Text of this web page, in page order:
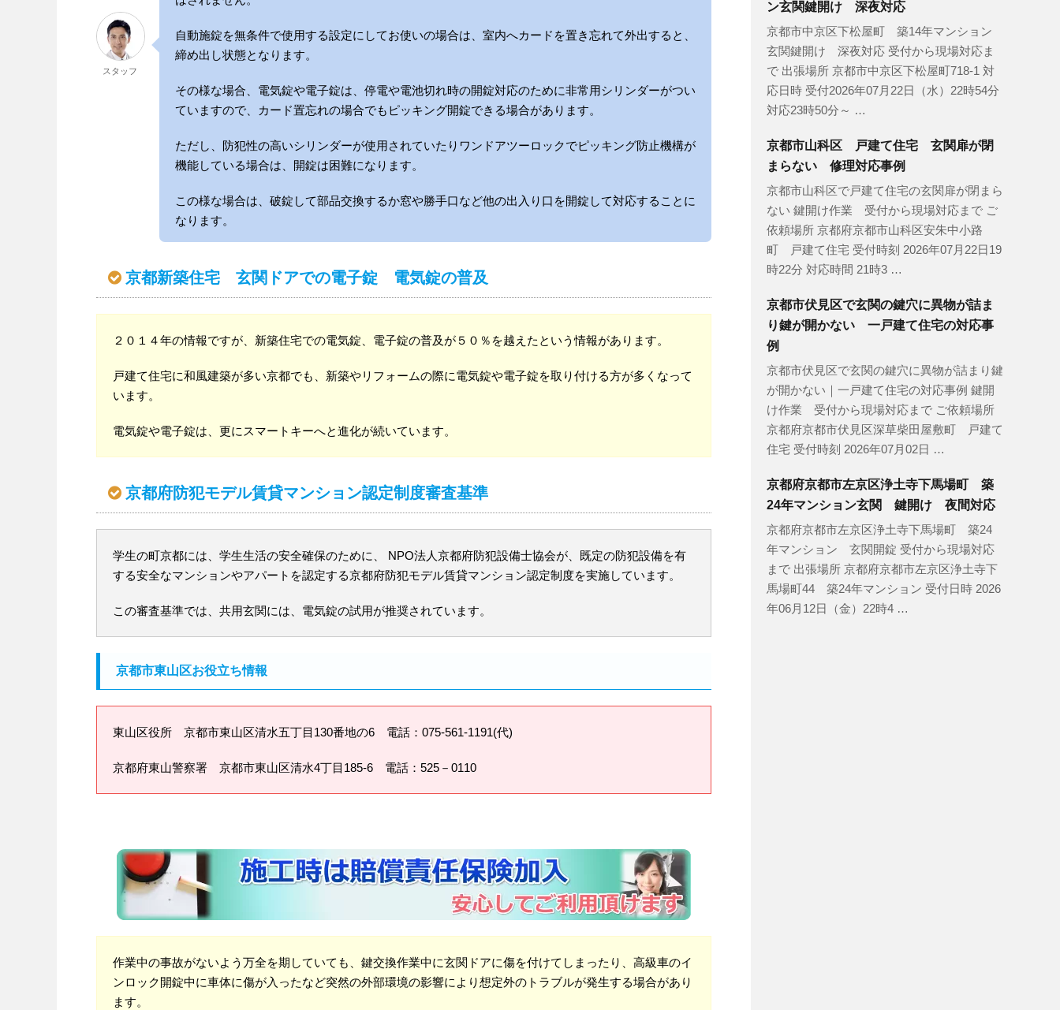
スタッフ
自動施錠を無条件で使用する設定にしてお使いの場合は、室内へカードを置き忘れて外出すると、
締め出し状態となります。
その様な場合、電気錠や電子錠は、停電や電池切れ時の開錠対応のために非常用シリンダーがつい
ていますので、カード置忘れの場合でもピッキング開錠できる場合があります。
ただし、防犯性の高いシリンダーが使用されていたりワンドアツーロックでピッキング防止機構が
機能している場合は、開錠は困難になります。
この様な場合は、破錠して部品交換するか窓や勝手口など他の出入り口を開錠して対応することに
なります。
京都新築住宅 玄関ドアでの電子錠 電気錠の普及
２０１４年の情報ですが、新築住宅での電気錠、電子錠の普及が５０％を越えたという情報があります。
戸建て住宅に和風建築が多い京都でも、新築やリフォームの際に電気錠や電子錠を取り付ける方が多くなって
います。
電気錠や電子錠は、更にスマートキーへと進化が続いています。
京都府防犯モデル賃貸マンション認定制度審査基準
学生の町京都には、学生生活の安全確保のために、 NPO法人京都府防犯設備士協会が、既定の防犯設備を有
する安全なマンションやアパートを認定する京都府防犯モデル賃貸マンション認定制度を実施しています。
この審査基準では、共用玄関には、電気錠の試用が推奨されています。
京都市東山区お役立ち情報
東山区役所 京都市東山区清水五丁目130番地の6 電話：075-561-1191(代)
京都府東山警察署 京都市東山区清水4丁目185-6 電話：525－0110
作業中の事故がないよう万全を期していても、鍵交換作業中に玄関ドアに傷を付けてしまったり、高級車のイ
ンロック開錠中に車体に傷が入ったなど突然の外部環境の影響により想定外のトラブルが発生する場合があり
ます。
ン玄関鍵開け 深夜対応
京都市中京区下松屋町 築14年マンション
玄関鍵開け 深夜対応 受付から現場対応ま
で 出張場所 京都市中京区下松屋町718-1 対
応日時 受付2026年07月22日（水）22時54分
対応23時50分～ …
京都市山科区 戸建て住宅 玄関扉が閉
まらない 修理対応事例
京都市山科区で戸建て住宅の玄関扉が閉まら
ない 鍵開け作業 受付から現場対応まで ご
依頼場所 京都府京都市山科区安朱中小路
町 戸建て住宅 受付時刻 2026年07月22日19
時22分 対応時間 21時3 …
京都市伏見区で玄関の鍵穴に異物が詰ま
り鍵が開かない 一戸建て住宅の対応事
例
京都市伏見区で玄関の鍵穴に異物が詰まり鍵
が開かない｜一戸建て住宅の対応事例 鍵開
け作業 受付から現場対応まで ご依頼場所
京都府京都市伏見区深草柴田屋敷町 戸建て
住宅 受付時刻 2026年07月02日 …
京都府京都市左京区浄土寺下馬場町 築
24年マンション玄関 鍵開け 夜間対応
京都府京都市左京区浄土寺下馬場町 築24
年マンション 玄関開錠 受付から現場対応
まで 出張場所 京都府京都市左京区浄土寺下
馬場町44 築24年マンション 受付日時 2026
年06月12日（金）22時4 …